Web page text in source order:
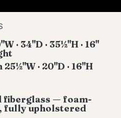
· 34"D · 35½"H · 16"
· 20"D · 16"H
fiberglass — foam-
fully upholstered